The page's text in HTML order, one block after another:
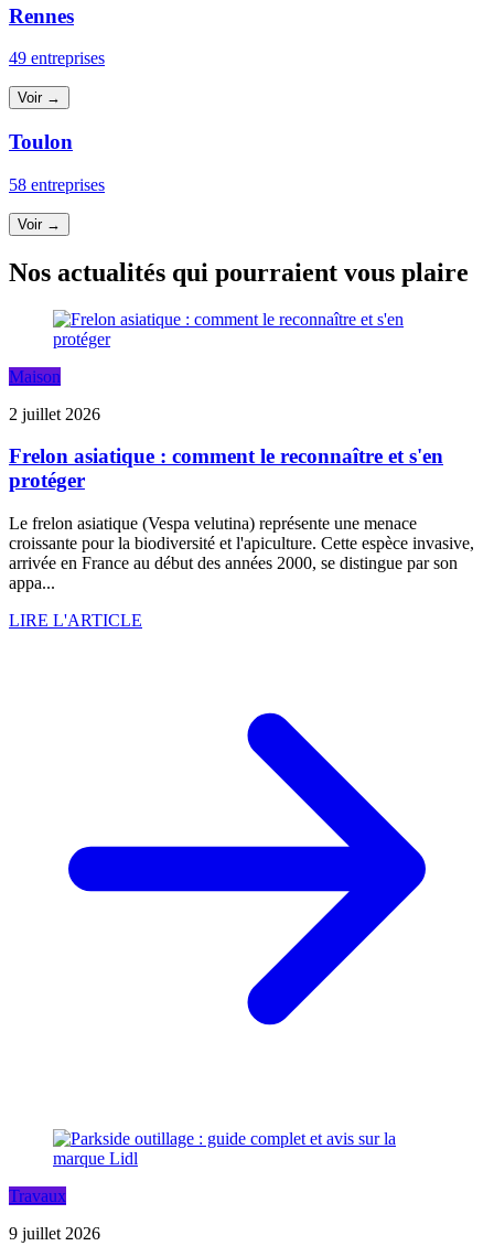
Rennes
49 entreprises
Voir →
Toulon
58 entreprises
Voir →
Nos actualités qui pourraient vous plaire
Maison
2 juillet 2026
Frelon asiatique : comment le reconnaître et s'en
protéger
Le frelon asiatique (Vespa velutina) représente une menace
croissante pour la biodiversité et l'apiculture. Cette espèce invasive,
arrivée en France au début des années 2000, se distingue par son
appa...
LIRE L'ARTICLE
Travaux
9 juillet 2026